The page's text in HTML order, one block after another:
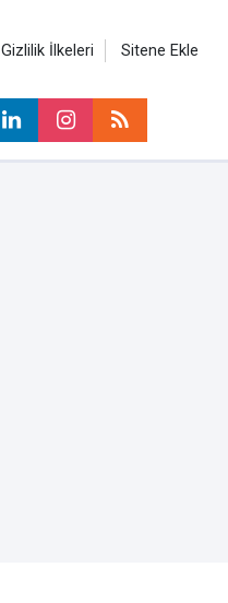
Gizlilik İlkeleri Sitene Ekle